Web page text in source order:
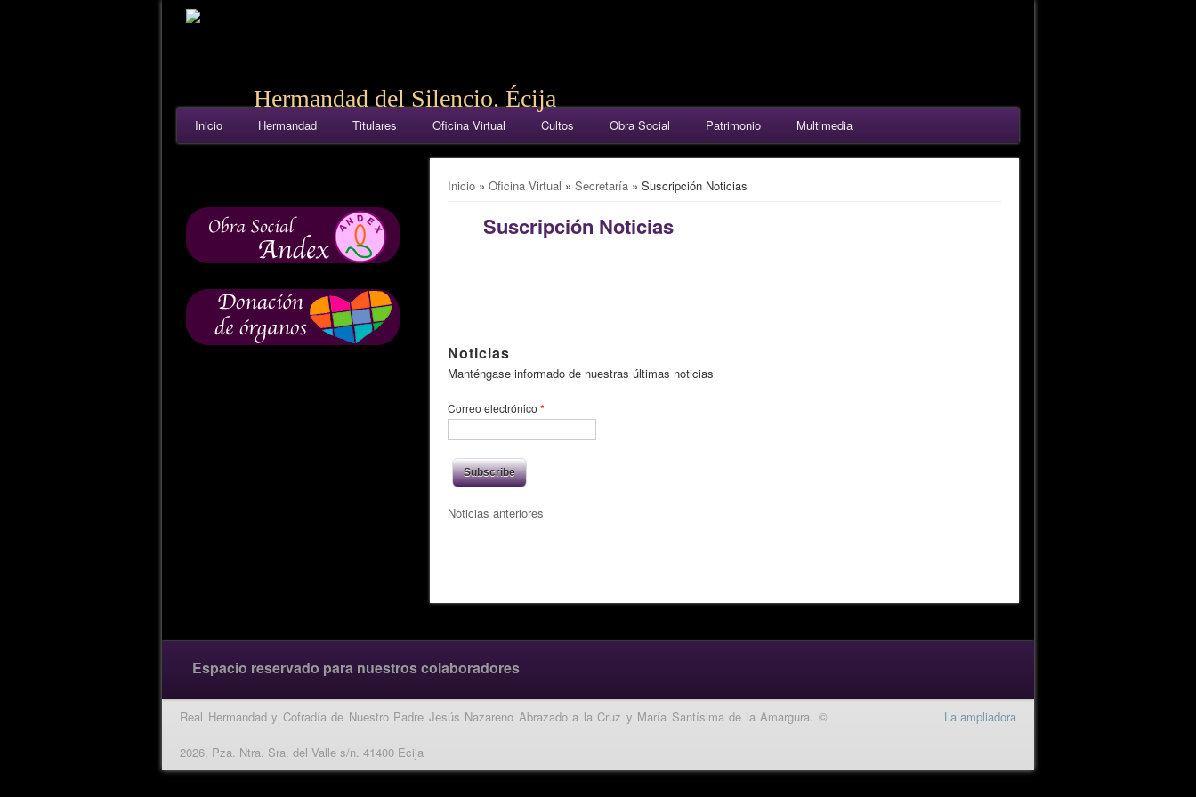
Hermandad del Silencio. Écija
Inicio Hermandad Titulares Oficina Virtual Cultos Obra Social Patrimonio Multimedia
Se encuentra usted aquí
Inicio» Oficina Virtual » Secretaría» Suscripción Noticias
Suscripción Noticias
Noticias
Manténgase informado de nuestras últimas noticias
Correo electrónico *
Noticias anteriores
Espacio reservado para nuestros colaboradores
Real Hermandad y Cofradía de Nuestro Padre Jesús Nazareno Abrazado a la Cruz y María Santísima de la Amargura. ©
2026, Pza. Ntra. Sra. del Valle s/n. 41400 Ecija
La ampliadora